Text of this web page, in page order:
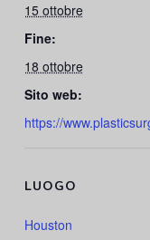
15 ottobre
Fine:
18 ottobre
Sito web:
https://
LUOGO
Houston